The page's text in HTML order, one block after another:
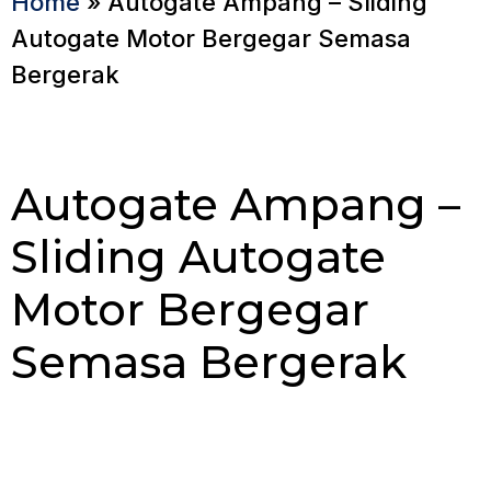
Autogate Motor Bergegar Semasa
Bergerak
Autogate Ampang –
Sliding Autogate
Motor Bergegar
Semasa Bergerak